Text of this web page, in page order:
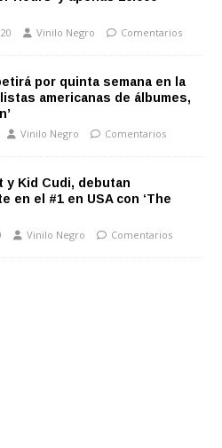
Vinilo Negro
Comentarios
por quinta semana en la
americanas de álbumes,
Vinilo Negro
Comentarios
y Kid Cudi, debutan
en el #1 en USA con ‘The
Vinilo Negro
Comentarios